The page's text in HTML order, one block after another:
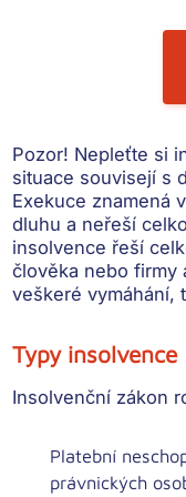
Pozor! Nepleťte si
situace souvisejí s
Exekuce znamená
dluhu a neřeší
insolvence řeší
člověka nebo firmy
veškeré vymáhání,
Typy insolvence
Insolvenční zákon
Platební
právnických